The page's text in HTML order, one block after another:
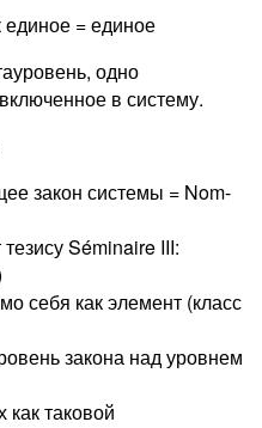
единое = единое
одно
в систему.
закон системы = Nom-
Séminaire III:
себя как элемент (класс
закона над уровнем
таковой